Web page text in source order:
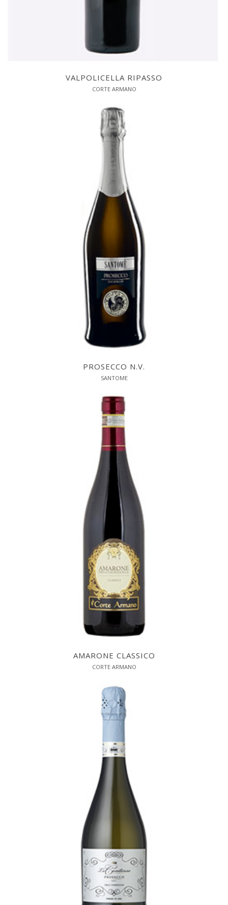
VALPOLICELLA RIPASSO
CORTE ARMANO
PROSECCO N.V.
SANTOME
AMARONE CLASSICO
CORTE ARMANO